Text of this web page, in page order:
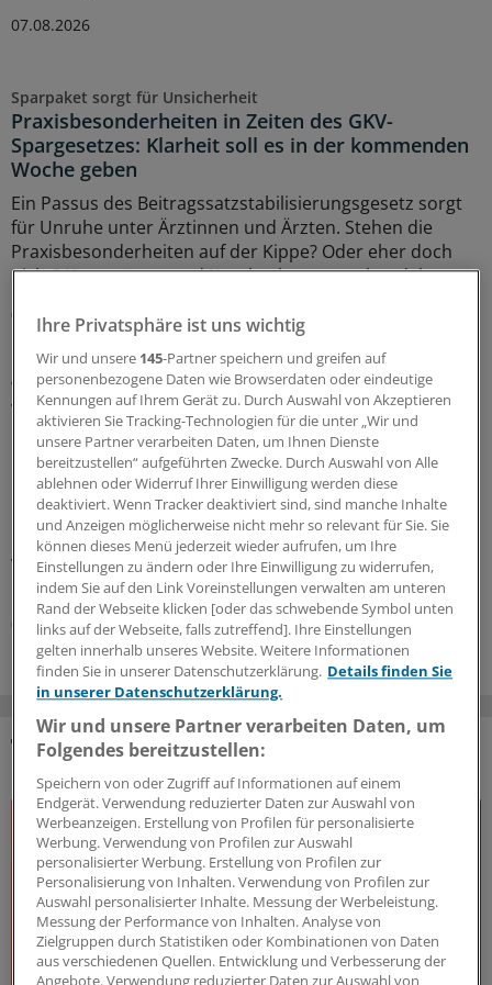
07.08.2026
Sparpaket sorgt für Unsicherheit
Praxisbesonderheiten in Zeiten des GKV-
Spargesetzes: Klarheit soll es in der kommenden
Woche geben
Ein Passus des Beitragssatzstabilisierungsgesetz sorgt
für Unruhe unter Ärztinnen und Ärzten. Stehen die
Praxisbesonderheiten auf der Kippe? Oder eher doch
nicht? Kassenärzte und Krankenkassen verhandeln.
06.08.2026
WIdO-Qualitätsmonitor 2026
Tumoroperationen: Mindestmengen
beschleunigen die Zentralisierung der
Krebsversorgung
Der WIdO-Qualitätsmonitor 2026 weist für mehrere
komplexe Tumoroperationen steigende Fallzahlen je
Krankenhaus aus. Damit konzentriert sich die
Versorgung auf weniger Kliniken.
Kooperation|In Kooperation mit:AOK-Bundesverband
06.08.2026
DAS KÖNNTE SIE AUCH INTERESSIEREN
Ihre Privatsphäre ist uns wichtig
Wir und unsere 145-Partner speichern und greifen auf
personenbezogene Daten wie Browserdaten oder eindeutige
Kennungen auf Ihrem Gerät zu. Durch Auswahl von Akzeptieren
aktivieren Sie Tracking-Technologien für die unter „Wir und
unsere Partner verarbeiten Daten, um Ihnen Dienste
bereitzustellen“ aufgeführten Zwecke. Durch Auswahl von Alle
ablehnen oder Widerruf Ihrer Einwilligung werden diese
deaktiviert. Wenn Tracker deaktiviert sind, sind manche Inhalte
und Anzeigen möglicherweise nicht mehr so relevant für Sie. Sie
können dieses Menü jederzeit wieder aufrufen, um Ihre
Einstellungen zu ändern oder Ihre Einwilligung zu widerrufen,
indem Sie auf den Link Voreinstellungen verwalten am unteren
Rand der Webseite klicken [oder das schwebende Symbol unten
links auf der Webseite, falls zutreffend]. Ihre Einstellungen
gelten innerhalb unseres Website. Weitere Informationen
finden Sie in unserer Datenschutzerklärung. Details finden Sie
in unserer Datenschutzerklärung.
Wir und unsere Partner verarbeiten Daten, um
Folgendes bereitzustellen:
Speichern von oder Zugriff auf Informationen auf einem
Endgerät. Verwendung reduzierter Daten zur Auswahl von
Werbeanzeigen. Erstellung von Profilen für personalisierte
Werbung. Verwendung von Profilen zur Auswahl
personalisierter Werbung. Erstellung von Profilen zur
Personalisierung von Inhalten. Verwendung von Profilen zur
Auswahl personalisierter Inhalte. Messung der Werbeleistung.
Messung der Performance von Inhalten. Analyse von
Zielgruppen durch Statistiken oder Kombinationen von Daten
aus verschiedenen Quellen. Entwicklung und Verbesserung der
Angebote. Verwendung reduzierter Daten zur Auswahl von